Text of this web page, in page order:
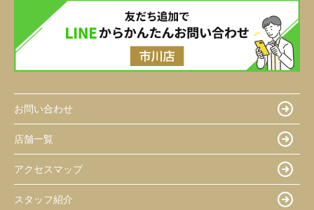
お問い合わせ
店舗一覧
アクセスマップ
スタッフ紹介